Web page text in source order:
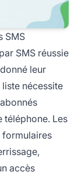
SMS
SMS réussie
leur
nécessite
téléphone. Les
formulaires
accès